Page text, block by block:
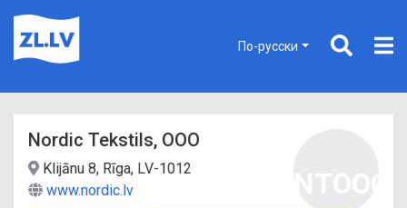
По-русски
Nordic Tekstils, ООО
Klijānu 8, Rīga, LV-1012
www.nordic.lv